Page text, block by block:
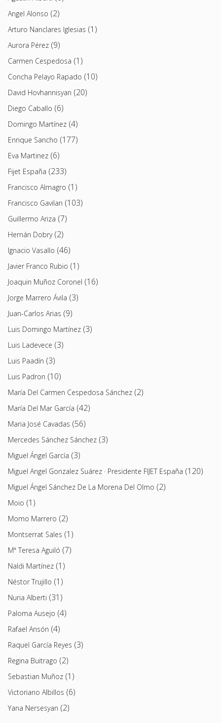
Angel Alonso (2)
Arturo Nanclares Iglesias (1)
Aurora Pérez (9)
Carmen Cespedosa (1)
Concha Pelayo Rapado (10)
David Hovhannisyan (20)
Diego Caballo (6)
Domingo Martínez (4)
Enrique Sancho (177)
Eva Martinez (6)
Fijet España (233)
Francisco Almagro (1)
Francisco Gavilan (103)
Guillermo Ariza (7)
Hernán Dobry(2)
Ignacio Vasallo (46)
Javier Franco Rubio (1)
Joaquin Muñoz Coronel (16)
Jorge Marrero Ávila (3)
Juan-Carlos Arias (9)
Luis Domingo Martínez (3)
Luis Ladevece (3)
Luis Paadín (3)
Luis Padron (10)
María Del Carmen Cespedosa Sánchez (2)
María Del Mar García (42)
Maria José Cavadas (56)
Mercedes Sánchez Sánchez (3)
Miguel Ángel García (3)
Miguel Angel Gonzalez Suárez · Presidente FIJET España (120)
Miguel Ángel Sánchez De La Morena Del Olmo (2)
Moio (1)
Momo Marrero (2)
Montserrat Sales (1)
Mª Teresa Aguiló (7)
Naldi Martínez (1)
Néstor Trujillo (1)
Nuria Alberti (31)
Paloma Ausejo (4)
Rafael Ansón (4)
Raquel García Reyes (3)
Regina Buitrago (2)
Sebastian Muñoz (1)
Victoriano Albillos (6)
Yana Nersesyan (2)